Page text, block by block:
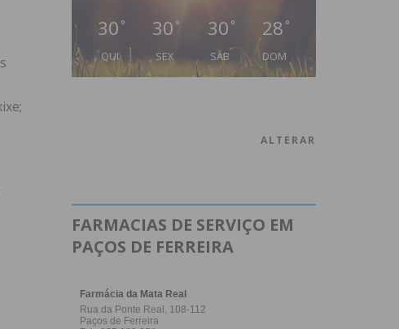
30 °
QUI
30 °
SEX
30 °
SÁB
28 °
DOM
ALTERAR
FARMACIAS DE SERVIÇO EM
PAÇOS DE FERREIRA